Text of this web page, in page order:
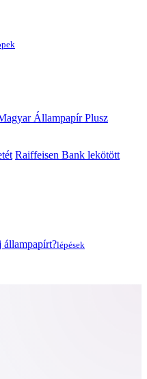
Állampapír Plusz
Raiffeisen Bank lekötött
állampapírt?lépések